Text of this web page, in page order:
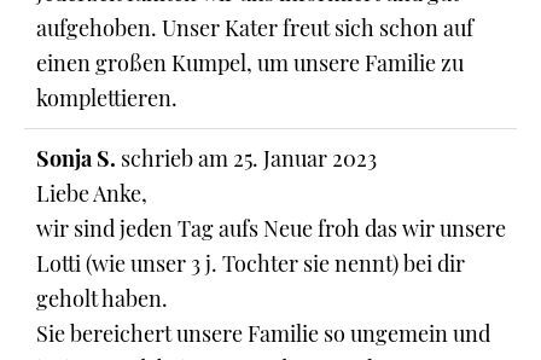
aufgehoben. Unser Kater freut sich schon auf
einen großen Kumpel, um unsere Familie zu
komplettieren.
Sonja S. schrieb am 25. Januar 2023
Liebe Anke,
wir sind jeden Tag aufs Neue froh das wir unsere
Lotti (wie unser 3 j. Tochter sie nennt) bei dir
geholt haben.
Sie bereichert unsere Familie so ungemein und